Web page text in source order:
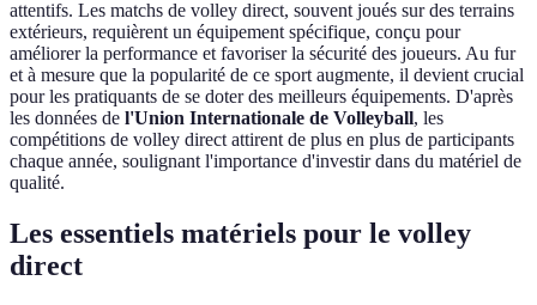
attentifs. Les matchs de volley direct, souvent joués sur des terrains
extérieurs, requièrent un équipement spécifique, conçu pour
améliorer la performance et favoriser la sécurité des joueurs. Au fur
et à mesure que la popularité de ce sport augmente, il devient crucial
pour les pratiquants de se doter des meilleurs équipements. D'après
les données de l'Union Internationale de Volleyball, les
compétitions de volley direct attirent de plus en plus de participants
chaque année, soulignant l'importance d'investir dans du matériel de
qualité.
Les essentiels matériels pour le volley
direct